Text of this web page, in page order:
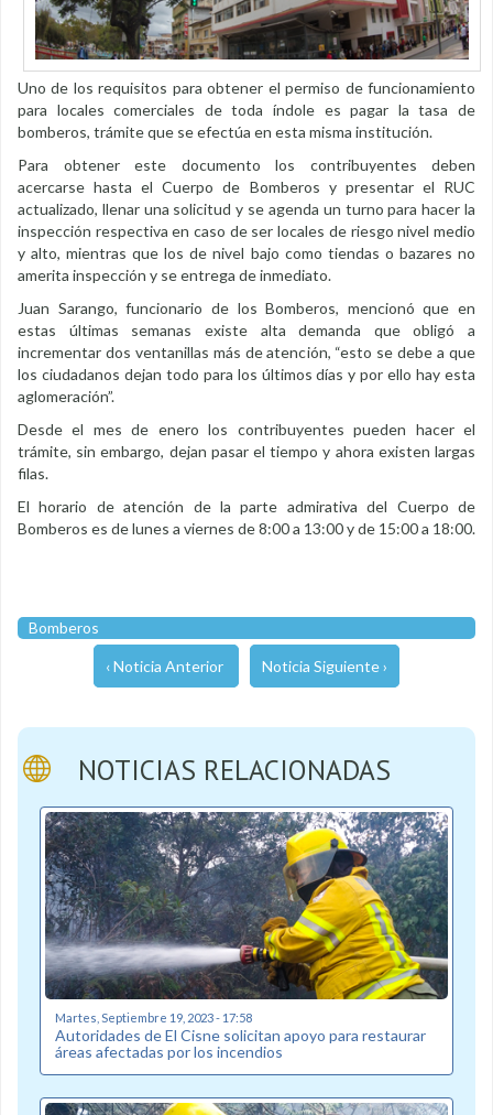
Uno de los requisitos para obtener el permiso de funcionamiento
para locales comerciales de toda índole es pagar la tasa de
bomberos, trámite que se efectúa en esta misma institución.
Para obtener este documento los contribuyentes deben
acercarse hasta el Cuerpo de Bomberos y presentar el RUC
actualizado, llenar una solicitud y se agenda un turno para hacer la
inspección respectiva en caso de ser locales de riesgo nivel medio
y alto, mientras que los de nivel bajo como tiendas o bazares no
amerita inspección y se entrega de inmediato.
Juan Sarango, funcionario de los Bomberos, mencionó que en
estas últimas semanas existe alta demanda que obligó a
incrementar dos ventanillas más de atención, “esto se debe a que
los ciudadanos dejan todo para los últimos días y por ello hay esta
aglomeración”.
Desde el mes de enero los contribuyentes pueden hacer el
trámite, sin embargo, dejan pasar el tiempo y ahora existen largas
filas.
El horario de atención de la parte admirativa del Cuerpo de
Bomberos es de lunes a viernes de 8:00 a 13:00 y de 15:00 a 18:00.
Bomberos
‹ Noticia Anterior Noticia Siguiente ›
NOTICIAS RELACIONADAS
Martes, Septiembre 19, 2023 - 17:58
Autoridades de El Cisne solicitan apoyo para restaurar
áreas afectadas por los incendios